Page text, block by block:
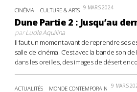
CINÉMA CULTURE & ARTS 9 MARS 2024
Dune Partie 2 : Jusqu’au
parLucile Aquilina
Il faut un moment avant de reprendre ses
salle de cinéma. C’est avec la bande son
dans les oreilles, des images de désert
ACTUALITÉS MONDE CONTEMPORAIN 9 MARS